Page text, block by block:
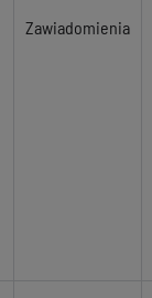
Zawiadomienia